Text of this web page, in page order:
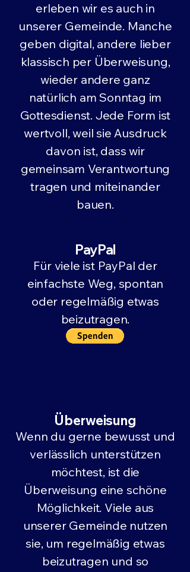
erleben wir es auch in
unserer Gemeinde. Manche
geben digital, andere lieber
klassisch per Überweisung,
wieder andere ganz
natürlich am Sonntag im
Gottesdienst. Jede Form ist
wertvoll, weil sie Ausdruck
davon ist, dass wir
gemeinsam Verantwortung
tragen und miteinander
bauen.
PayPal
Für viele ist PayPal der
einfachste Weg, spontan
oder regelmäßig etwas
beizutragen.
Überweisung
Wenn du gerne bewusst und
verlässlich unterstützen
möchtest, ist die
Überweisung eine schöne
Möglichkeit. Viele aus
unserer Gemeinde nutzen
sie, um regelmäßig etwas
beizutragen und so